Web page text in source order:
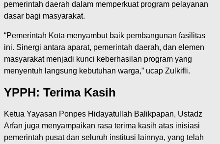
pemerintah daerah dalam memperkuat program pelayanan
dasar bagi masyarakat.
“Pemerintah Kota menyambut baik pembangunan fasilitas
ini. Sinergi antara aparat, pemerintah daerah, dan elemen
masyarakat menjadi kunci keberhasilan program yang
menyentuh langsung kebutuhan warga,” ucap Zulkifli.
YPPH: Terima Kasih
Ketua Yayasan Ponpes Hidayatullah Balikpapan, Ustadz
Arfan juga menyampaikan rasa terima kasih atas inisiasi
pemerintah pusat dan seluruh institusi lainnya, yang telah